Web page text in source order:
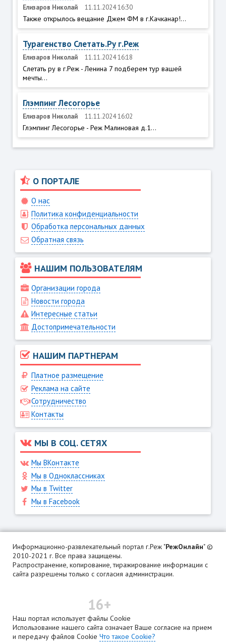
Елизаров Николай 11.11.2024 16:30
Также открылось вещание Джем ФМ в г.Качканар!...
Турагенство Слетать.Ру г.Реж
Елизаров Николай 11.11.2024 16:18
Слетать ру в г.Реж - Ленина 7 подберем тур вашей
мечты...
Глэмпинг Лесогорье
Елизаров Николай 11.11.2024 16:02
Глэмпинг Лесогорье - Реж Малиновая д.1...
О ПОРТАЛЕ
О нас
Политика конфиденциальности
Обработка персональных данных
Обратная связь
НАШИМ ПОЛЬЗОВАТЕЛЯМ
Организации города
Новости города
Интересные статьи
Достопримечательности
НАШИМ ПАРТНЕРАМ
Платное размещение
Реклама на сайте
Сотрудничество
Контакты
МЫ В СОЦ. СЕТЯХ
Мы ВКонтакте
Мы в Одноклассниках
Мы в Twitter
Мы в Facebook
Информационно-развлекательный портал г.Реж "РежОнлайн" ©
2010-2021 г. Все права защищены.
Распространение, копирование, тиражирование информации с
сайта разрешены только с согласия администрации.
16+
Наш портал использует файлы Cookie
Использование нашего сайта означает Ваше согласие на прием
и передачу файлов Cookie Что такое Cookie?